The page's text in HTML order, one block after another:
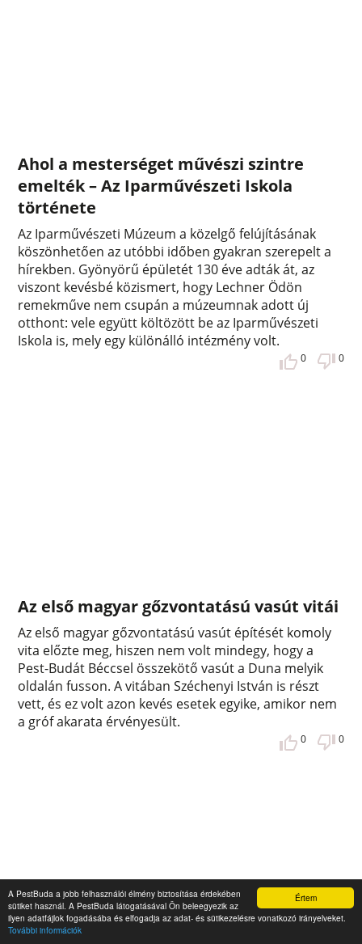
Értem
A PestBuda a jobb felhasználói élmény biztosítása érdekében
sütiket használ. A PestBuda látogatásával Ön beleegyezik az
ilyen adatfájlok fogadásába és elfogadja az adat- és sütikezelésre vonatkozó irányelveket.
További információk
Ahol a mesterséget művészi szintre
emelték – Az Iparművészeti Iskola
története
Az Iparművészeti Múzeum a közelgő felújításának
köszönhetően az utóbbi időben gyakran szerepelt a
hírekben. Gyönyörű épületét 130 éve adták át, az
viszont kevésbé közismert, hogy Lechner Ödön
remekműve nem csupán a múzeumnak adott új
otthont: vele együtt költözött be az Iparművészeti
Iskola is, mely egy különálló intézmény volt.
0 0
Az első magyar gőzvontatású vasút vitái
Az első magyar gőzvontatású vasút építését komoly
vita előzte meg, hiszen nem volt mindegy, hogy a
Pest-Budát Béccsel összekötő vasút a Duna melyik
oldalán fusson. A vitában Széchenyi István is részt
vett, és ez volt azon kevés esetek egyike, amikor nem
a gróf akarata érvényesült.
0 0